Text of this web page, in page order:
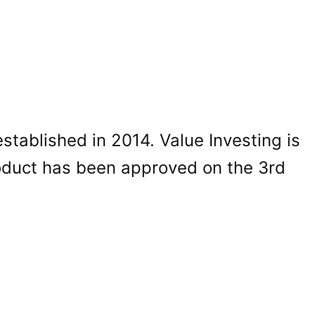
in 2014. Value Investing is
has been approved on the 3rd